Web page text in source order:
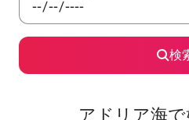
検
アドリア海